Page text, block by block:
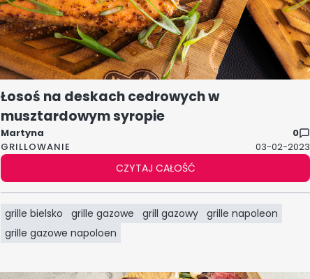
GRILLOWANIE 03-02-2023
Łosoś na deskach cedrowych w
musztardowym syropie
CZYTAJ CAŁOŚĆ
Martyna 0
grille bielsko grille gazowe grill gazowy grille napoleon
grille gazowe napoloen